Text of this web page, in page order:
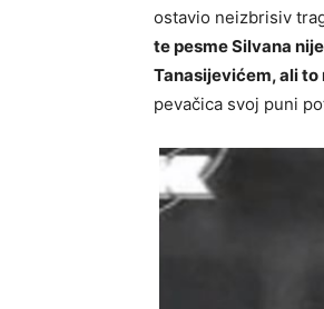
ostavio neizbrisiv
te pesme Silvana
Tanasijevićem, ali to
pevačica svoj puni